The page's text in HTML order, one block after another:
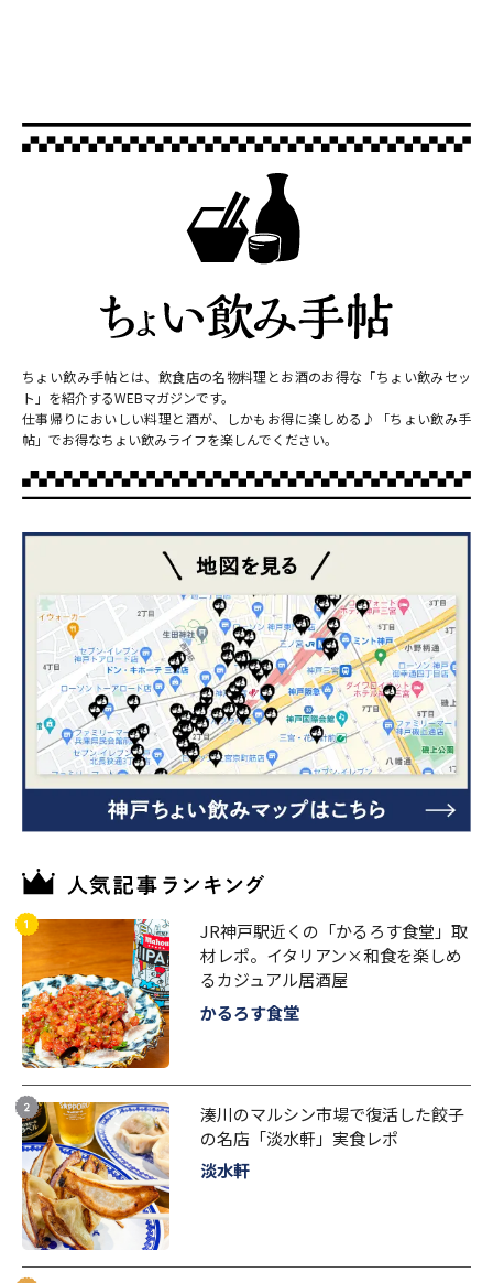
ちょい飲み手帖とは、飲食店の名物料理とお酒のお得な「ちょい飲みセッ
ト」を紹介するWEBマガジンです。
仕事帰りにおいしい料理と酒が、しかもお得に楽しめる♪「ちょい飲み手
帖」でお得なちょい飲みライフを楽しんでください。
JR神戸駅近くの「かるろす食堂」取
材レポ。イタリアン×和食を楽しめ
るカジュアル居酒屋
かるろす食堂
湊川のマルシン市場で復活した餃子
の名店「淡水軒」実食レポ
淡水軒